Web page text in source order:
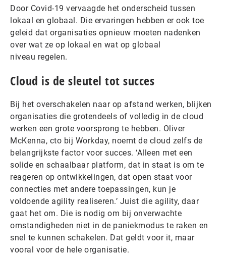
Door Covid-19 vervaagde het onderscheid tussen
lokaal en globaal. Die ervaringen hebben er ook toe
geleid dat organisaties opnieuw moeten nadenken
over wat ze op lokaal en wat op globaal
niveau regelen.
Cloud is de sleutel tot succes
Bij het overschakelen naar op afstand werken, blijken
organisaties die grotendeels of volledig in de cloud
werken een grote voorsprong te hebben. Oliver
McKenna, cto bij Workday, noemt de cloud zelfs de
belangrijkste factor voor succes. ‘Alleen met een
solide en schaalbaar platform, dat in staat is om te
reageren op ontwikkelingen, dat open staat voor
connecties met andere toepassingen, kun je
voldoende agility realiseren.’ Juist die agility, daar
gaat het om. Die is nodig om bij onverwachte
omstandigheden niet in de paniekmodus te raken en
snel te kunnen schakelen. Dat geldt voor it, maar
vooral voor de hele organisatie.